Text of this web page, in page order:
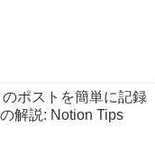
ポストを簡単に記録
解説: Notion Tips